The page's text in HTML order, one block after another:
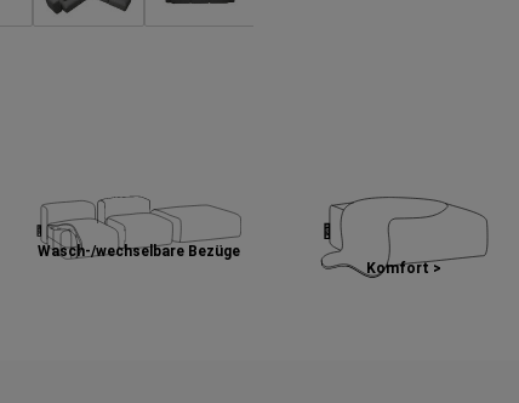
Wasch-/wechselbare Bezüge
Komfort >